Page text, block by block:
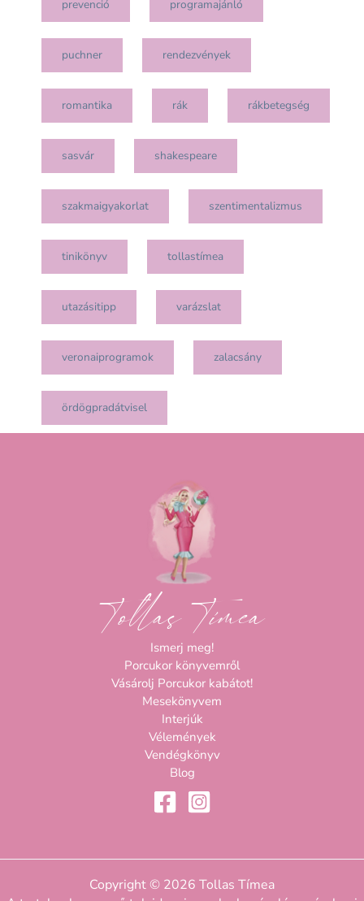
prevenció programajánló
puchner rendezvények
romantika rák rákbetegség
sasvár shakespeare
szakmaigyakorlat szentimentalizmus
tinikönyv tollastímea
utazásitipp varázslat
veronaiprogramok zalacsány
ördögpradátvisel
Tollas Tímea
Ismerj meg!
Porcukor könyvemről
Vásárolj Porcukor kabátot!
Mesekönyvem
Interjúk
Vélemények
Vendégkönyv
Blog
Copyright © 2026 Tollas Tímea